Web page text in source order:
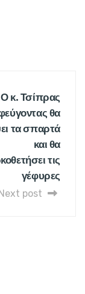
Ο κ. Τσίπρας
θα
τα σπαρτά
και θα
τις
γέφυρες
Next post